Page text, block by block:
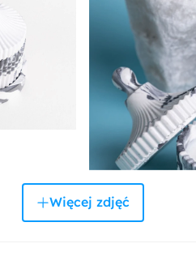
Więcej zdjęć